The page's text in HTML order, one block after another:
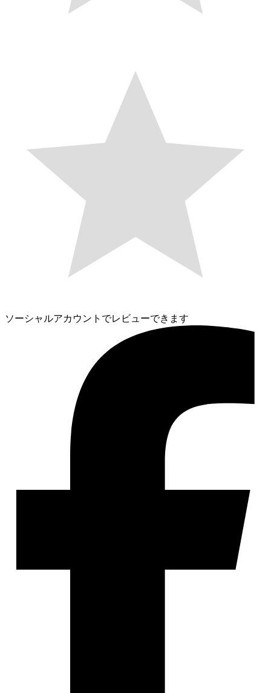
ソーシャルアカウントでレビューできます